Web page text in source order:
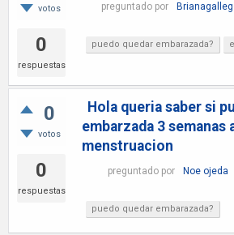
votos
0
respuestas
preguntado por
puedo quedar embarazada?
0
votos
0
respuestas
Hola queria saber si
embarzada 3 semanas
menstruacion
preguntado por Noe ojeda
puedo quedar embarazada?